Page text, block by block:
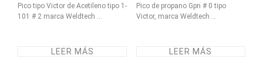
Pico tipo Victor de Acetileno tipo 1-
101 # 2 marca Weldtech ...
LEER MÁS
Pico de propano Gpn # 0 tipo
Victor, marca Weldtech ...
LEER MÁS